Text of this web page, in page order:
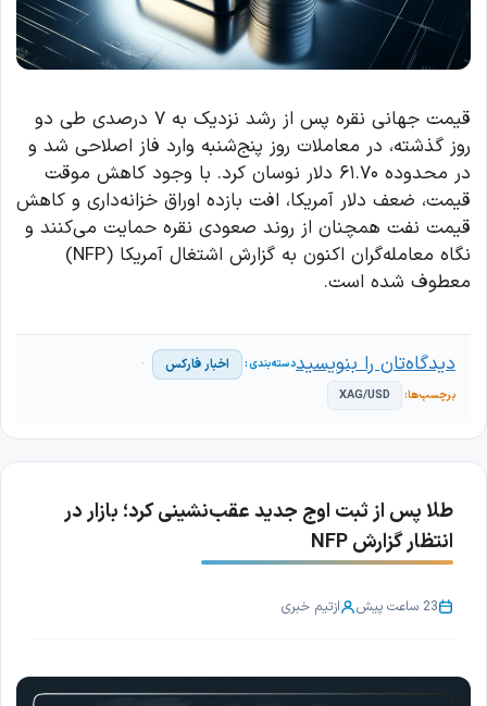
قیمت جهانی نقره پس از رشد نزدیک به ۷ درصدی طی دو
روز گذشته، در معاملات روز پنج‌شنبه وارد فاز اصلاحی شد و
در محدوده ۶۱.۷۰ دلار نوسان کرد. با وجود کاهش موقت
قیمت، ضعف دلار آمریکا، افت بازده اوراق خزانه‌داری و کاهش
قیمت نفت همچنان از روند صعودی نقره حمایت می‌کنند و
نگاه معامله‌گران اکنون به گزارش اشتغال آمریکا (NFP)
معطوف شده است.
اخبار فارکس
XAG/USD
دیدگاه‌تان را بنویسید
طلا پس از ثبت اوج جدید عقب‌نشینی کرد؛ بازار در
انتظار گزارش NFP
23 ساعت پیش ازتیم خبری